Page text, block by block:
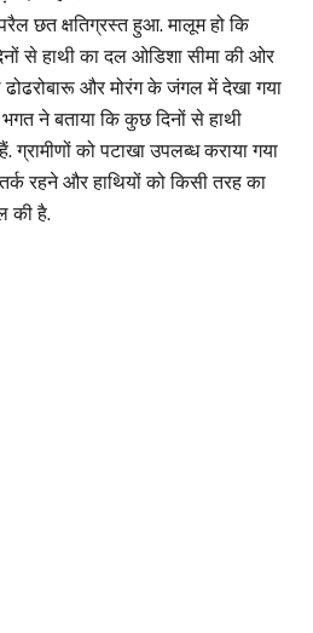
छत क्षतिग्रस्त हुआ. मालूम हो कि
से हाथी का दल ओडिशा सीमा की ओर
और मोरंग के जंगल में देखा गया
ने बताया कि कुछ दिनों से हाथी
को पटाखा उपलब्ध कराया गया
रहने और हाथियों को किसी तरह का
की है.